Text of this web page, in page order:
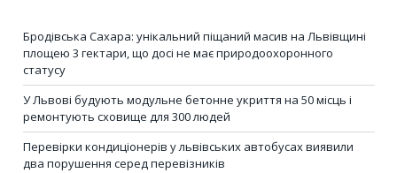
Бродівська Сахара: унікальний піщаний масив на Львівщині
площею 3 гектари, що досі не має природоохоронного
статусу
У Львові будують модульне бетонне укриття на 50 місць і
ремонтують сховище для 300 людей
Перевірки кондиціонерів у львівських автобусах виявили
два порушення серед перевізників